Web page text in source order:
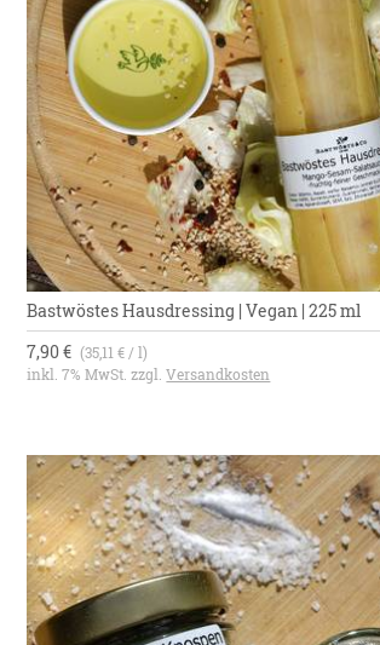
Bastwöstes Hausdressing | Vegan | 225 ml
7,90 € (35,11 € / l)
inkl. 7% MwSt. zzgl.Versandkosten